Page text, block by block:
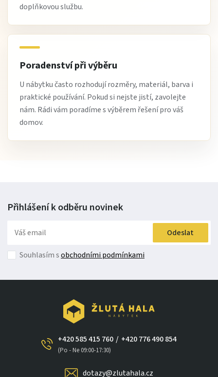
doplňkovou službu.
Poradenství při výběru
U nábytku často rozhodují rozměry, materiál, barva i
praktické používání. Pokud si nejste jistí, zavolejte
nám. Rádi vám poradíme s výběrem řešení pro váš
domov.
Přihlášení k odběru novinek
Odeslat
Souhlasím sobchodními podmínkami
+420 585 415 760
(Po - Ne 09:00-17:30)
/ +420 776 490 854
dotazy@zlutahala.cz